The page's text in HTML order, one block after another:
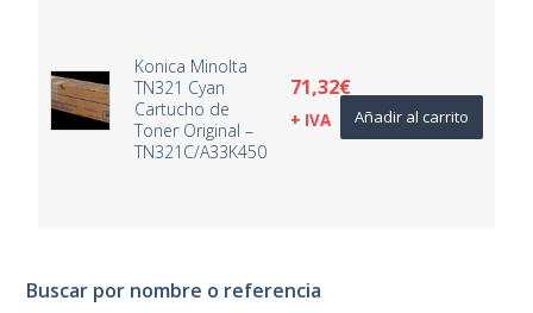
Konica Minolta
TN321 Cyan
Cartucho de
Toner Original –
TN321C/A33K450
71,32€
+ IVA Añadir al carrito
Buscar por nombre o referencia